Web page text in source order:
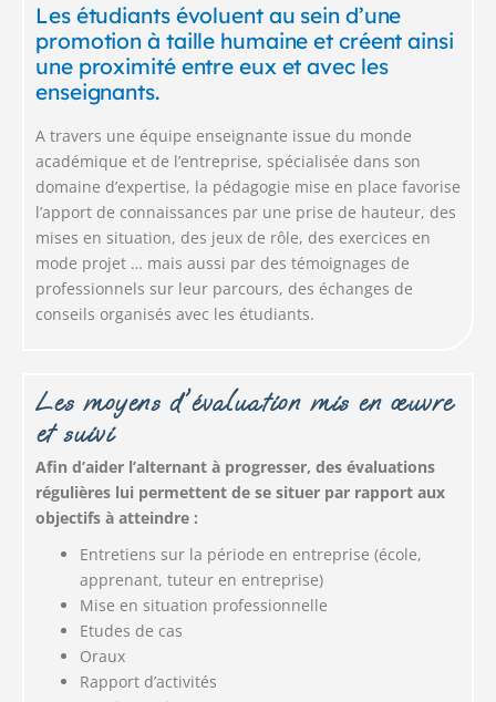
Les étudiants évoluent au sein d’une
promotion à taille humaine et créent ainsi
une proximité entre eux et avec les
enseignants.
A travers une équipe enseignante issue du monde
académique et de l’entreprise, spécialisée dans son
domaine d’expertise, la pédagogie mise en place favorise
l’apport de connaissances par une prise de hauteur, des
mises en situation, des jeux de rôle, des exercices en
mode projet … mais aussi par des témoignages de
professionnels sur leur parcours, des échanges de
conseils organisés avec les étudiants.
Les moyens d'évaluation mis en œuvre
et suivi
Afin d’aider l’alternant à progresser, des évaluations
régulières lui permettent de se situer par rapport aux
objectifs à atteindre :
Entretiens sur la période en entreprise (école,
apprenant, tuteur en entreprise)
Mise en situation professionnelle
Etudes de cas
Oraux
Rapport d’activités